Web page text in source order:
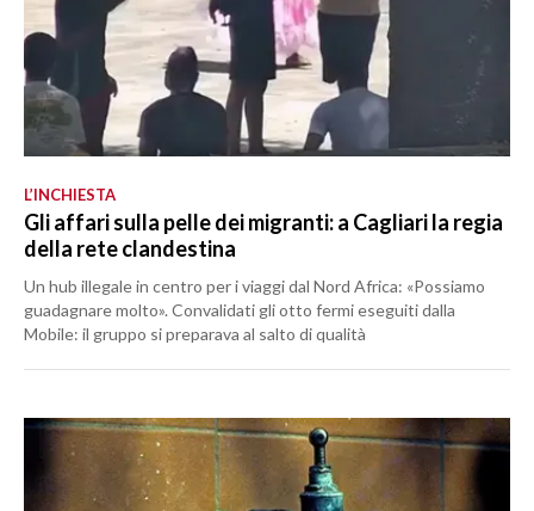
L’INCHIESTA
Gli affari sulla pelle dei migranti: a Cagliari la regia
della rete clandestina
Un hub illegale in centro per i viaggi dal Nord Africa: «Possiamo
guadagnare molto». Convalidati gli otto fermi eseguiti dalla
Mobile: il gruppo si preparava al salto di qualità